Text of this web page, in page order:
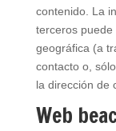
contenido. La
terceros puede
geográfica (a
contacto o,
la dirección de
Web